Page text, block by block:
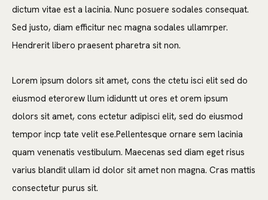
dictum vitae est a lacinia. Nunc posuere sodales consequat.
Sed justo, diam efficitur nec magna sodales ullamrper.
Hendrerit libero praesent pharetra sit non.
Lorem ipsum dolors sit amet, cons the ctetu isci elit sed do
eiusmod eterorew llum ididuntt ut ores et orem ipsum
dolors sit amet, cons ectetur adipisci elit, sed do eiusmod
tempor incp tate velit ese.Pellentesque ornare sem lacinia
quam venenatis vestibulum. Maecenas sed diam eget risus
varius blandit ullam id dolor sit amet non magna. Cras mattis
consectetur purus sit.